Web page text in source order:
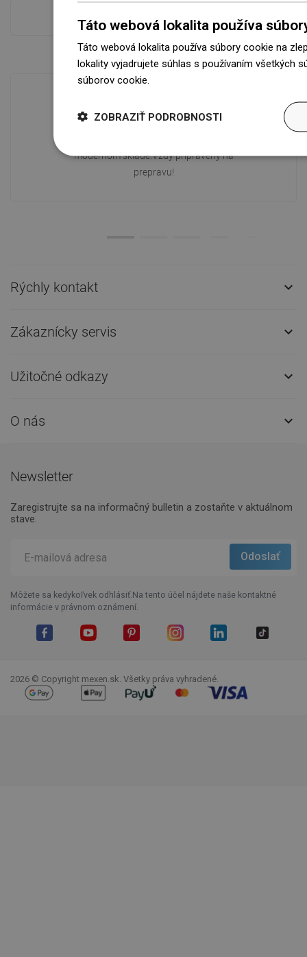
Pokladňa viac
Dostupnosť tovaru
modernom sklade.Vždy pripravený na
prepravu!
Rýchly kontakt 
Zákaznícky servis 
Užitočné odkazy 
O nás 
Newsletter
Zaregistrujte sa na informačný bulletin a zostaňte v aktuálnom
stave.
Môžete sa kedykoľvek odhlásiť.Na tento účel nájdete naše kontaktné
informácie v právnom oznámení.
2026 © Copyright mexen.sk. Všetky práva vyhradené.
Táto webová lokalita používa
Táto webová lokalita používa súbory cookie na
lokality vyjadrujete súhlas s používaním všetkých
súborov cookie.
ZOBRAZIŤ PODROBNOSTI